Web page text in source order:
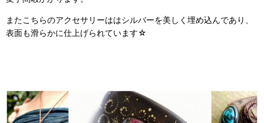
またこちらのアクセサリーははシルバーを美しく埋め込んであり、
表面も滑らかに仕上げられています☆